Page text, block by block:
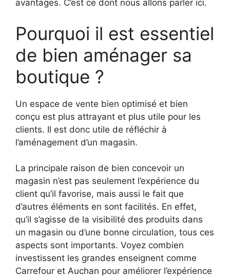
avantages. C’est ce dont nous allons parler ici.
Pourquoi il est essentiel
de bien aménager sa
boutique ?
Un espace de vente bien optimisé et bien
conçu est plus attrayant et plus utile pour les
clients. Il est donc utile de réfléchir à
l’aménagement d’un magasin.
La principale raison de bien concevoir un
magasin n’est pas seulement l’expérience du
client qu’il favorise, mais aussi le fait que
d’autres éléments en sont facilités. En effet,
qu’il s’agisse de la visibilité des produits dans
un magasin ou d’une bonne circulation, tous ces
aspects sont importants. Voyez combien
investissent les grandes enseignent comme
Carrefour et Auchan pour améliorer l’expérience